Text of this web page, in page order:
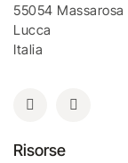
55054 Massarosa
Lucca
Italia
Risorse